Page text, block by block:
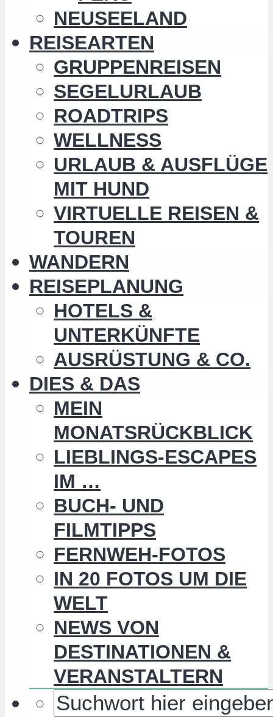
NEUSEELAND
REISEARTEN
GRUPPENREISEN
SEGELURLAUB
ROADTRIPS
WELLNESS
URLAUB & AUSFLÜGE
MIT HUND
VIRTUELLE REISEN &
TOUREN
WANDERN
REISEPLANUNG
HOTELS &
UNTERKÜNFTE
AUSRÜSTUNG & CO.
DIES & DAS
MEIN
MONATSRÜCKBLICK
LIEBLINGS-ESCAPES
IM …
BUCH- UND
FILMTIPPS
FERNWEH-FOTOS
IN 20 FOTOS UM DIE
WELT
NEWS VON
DESTINATIONEN &
VERANSTALTERN